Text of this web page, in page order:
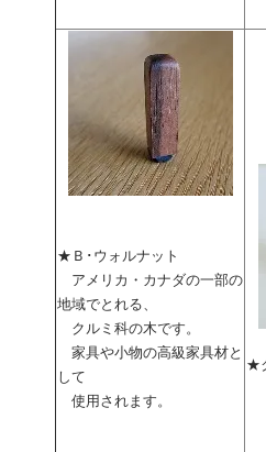
★Ｂ･ウォルナット
アメリカ・カナダの一部の
地域でとれる、
クルミ科の木です。
家具や小物の高級家具材と
して
使用されます。
★